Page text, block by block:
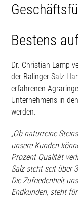
Bestens
Dr. Christian Lamp
der Ralinger Salz
erfahrenen
Unternehmens in
werden.
„Ob naturreine
unsere Kunden
Prozent Qualität
Salz steht seit über
Die Zufriedenheit
Endkunden, steht